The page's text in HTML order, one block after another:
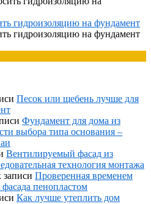
гидроизоляцию на фундамент
гидроизоляцию на фундамент
Песок или щебень лучше для
Фундамент для дома из
выбора типа основания –
Вентилируемый фасад из
технология монтажа
записи Проверенная временем
пенопластом
Как лучше утеплить дом